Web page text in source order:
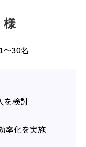
様
〜30名
を検討
率化を実施